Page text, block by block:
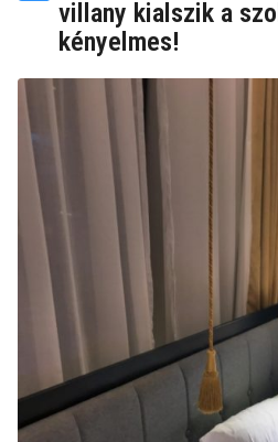
villany kialszik a
kényelmes!